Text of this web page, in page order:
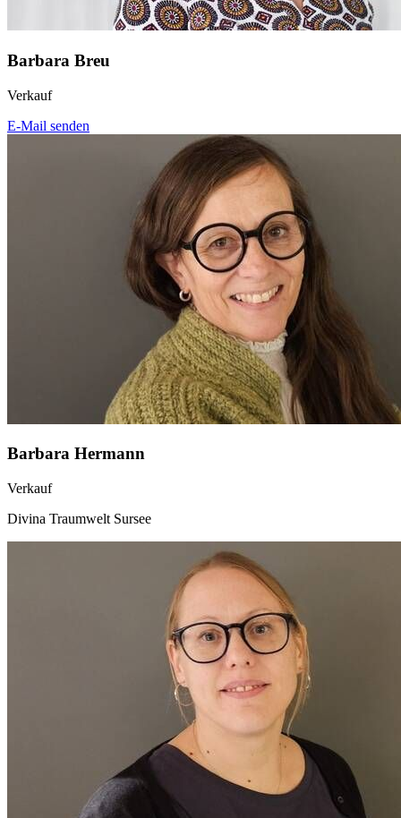
Barbara Breu
Verkauf
E-Mail senden
Barbara Hermann
Verkauf
Divina Traumwelt Sursee